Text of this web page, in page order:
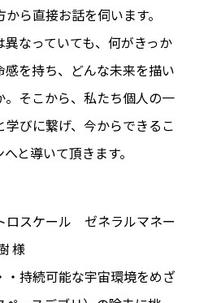
ら直接お話を伺います。
なっていても、何がきっか
感を持ち、どんな未来を描い
。そこから、私たち個人の一
学びに繋げ、今からできるこ
と導いて頂きます。
ロスケール ゼネラルマネー
様
・持続可能な宇宙環境をめざ